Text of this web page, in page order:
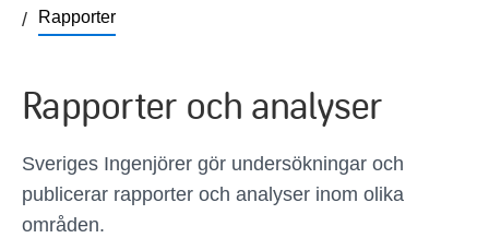
Rapporter
Rapporter och analyser
Sveriges Ingenjörer gör undersökningar och
publicerar rapporter och analyser inom olika
områden.